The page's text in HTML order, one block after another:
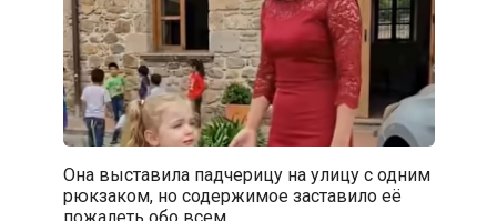
Она выставила падчерицу на улицу с одним
рюкзаком, но содержимое заставило её
пожалеть обо всем